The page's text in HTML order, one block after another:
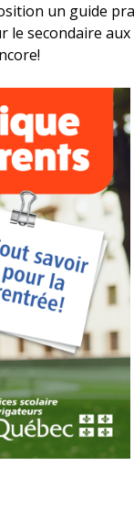
un guide
le secondaire